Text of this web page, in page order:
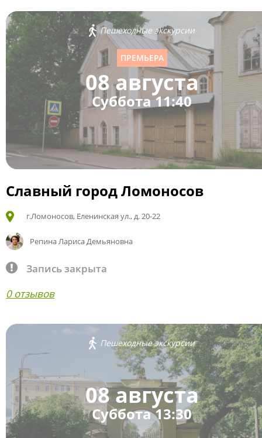
Пешеходные экскурсии
ПРЕМЬЕРА
08 августа
Суббота 11:40
Славный город Ломоносов
г.Ломоносов, Еленинская ул., д. 20-22
Репина Лариса Демьяновна
Запись закрыта
0 отзывов
Пешеходные экскурсии
08 августа
Суббота 13:30